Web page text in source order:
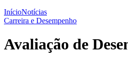
InícioNotícias
Carreira e Desempenho
Avaliação de